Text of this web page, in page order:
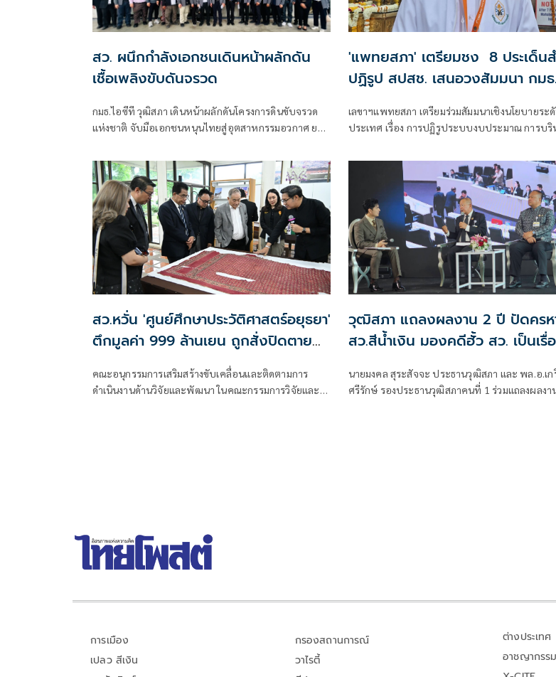
สว. ผนึกกำลังเอกชนเดินหน้าผลักดัน
เชื้อเพลิงขับดันจรวด
กมธ.ไอซีที วุฒิสภา เดินหน้าผลักดันโครงการดินขับจรวด
แห่งชาติ จับมือเอกชนหนุนไทยสู่อุตสาหกรรมอวกาศ ยก
'แพทยสภา' เตรียมชง 8 ประเด็น
ปฏิรูป สปสช. เสนอวงสัมมนา กมธ
เลขาฯแพทยสภา เตรียมร่วมสัมมนาเชิงนโยบายระ
ประเทศ เรื่อง การปฏิรูประบบงบประมาณ การบริ
ชาติ
สว.หวั่น 'ศูนย์ศึกษาประวัติศาสตร์อยุธยา'
ตึกมูลค่า 999 ล้านเยน ถูกสั่งปิดตาย
อาจลามสัมพันธ์ไทย-ญี่ปุ่น
คณะอนุกรรมการเสริมสร้างขับเคลื่อนและติดตามการ
ดำเนินงานด้านวิจัยและพัฒนา ในคณะกรรมการวิจัยและ
วุฒิสภา แถลงผลงาน 2 ปี ปัดครห
สว.สีน้ำเงิน มองคดีฮั้ว สว. เป็นเรื่
นายมงคล สุระสัจจะ ประธานวุฒิสภา และ พล.อ.เก
ศรีรักษ์ รองประธานวุฒิสภาคนที่ 1 ร่วมแถลงผลงา
การเมือง
เปลว สีเงิน
กรองสถานการณ์
วาไรตี้
ต่างประเทศ
อาชญากรรม